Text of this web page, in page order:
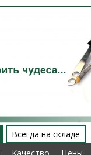
Всегда на складе